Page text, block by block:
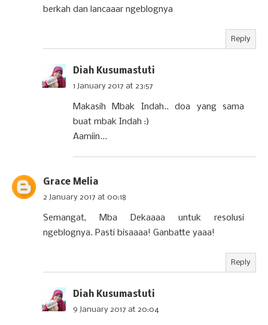
berkah dan lancaaar ngeblognya
Reply
Diah Kusumastuti
1 January 2017 at 23:57
Makasih Mbak Indah.. doa yang sama
buat mbak Indah :)
Aamiin...
Grace Melia
2 January 2017 at 00:18
Semangat, Mba Dekaaaa untuk resolusi
ngeblognya. Pasti bisaaaa! Ganbatte yaaa!
Reply
Diah Kusumastuti
9 January 2017 at 20:04